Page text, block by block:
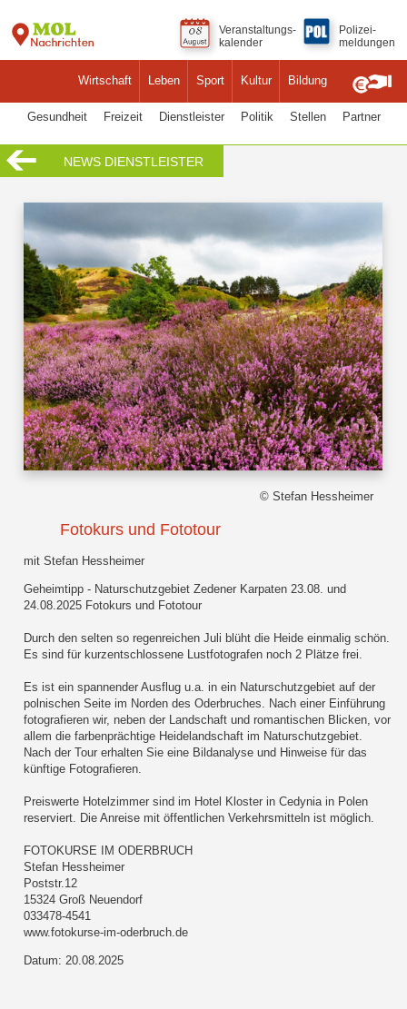
Wirtschaft Leben Sport Kultur Bildung
Veranstaltungs-
kalender
Polizei-
meldungen
Gesundheit Freizeit Dienstleister Politik Stellen Partner
NEWS DIENSTLEISTER
© Stefan Hessheimer
Fotokurs und Fototour
mit Stefan Hessheimer
Geheimtipp - Naturschutzgebiet Zedener Karpaten 23.08. und
24.08.2025 Fotokurs und Fototour
Durch den selten so regenreichen Juli blüht die Heide einmalig schön.
Es sind für kurzentschlossene Lustfotografen noch 2 Plätze frei.
Es ist ein spannender Ausflug u.a. in ein Naturschutzgebiet auf der
polnischen Seite im Norden des Oderbruches. Nach einer Einführung
fotografieren wir, neben der Landschaft und romantischen Blicken, vor
allem die farbenprächtige Heidelandschaft im Naturschutzgebiet.
Nach der Tour erhalten Sie eine Bildanalyse und Hinweise für das
künftige Fotografieren.
Preiswerte Hotelzimmer sind im Hotel Kloster in Cedynia in Polen
reserviert. Die Anreise mit öffentlichen Verkehrsmitteln ist möglich.
FOTOKURSE IM ODERBRUCH
Stefan Hessheimer
Poststr.12
15324 Groß Neuendorf
033478-4541
www.fotokurse-im-oderbruch.de
Datum: 20.08.2025